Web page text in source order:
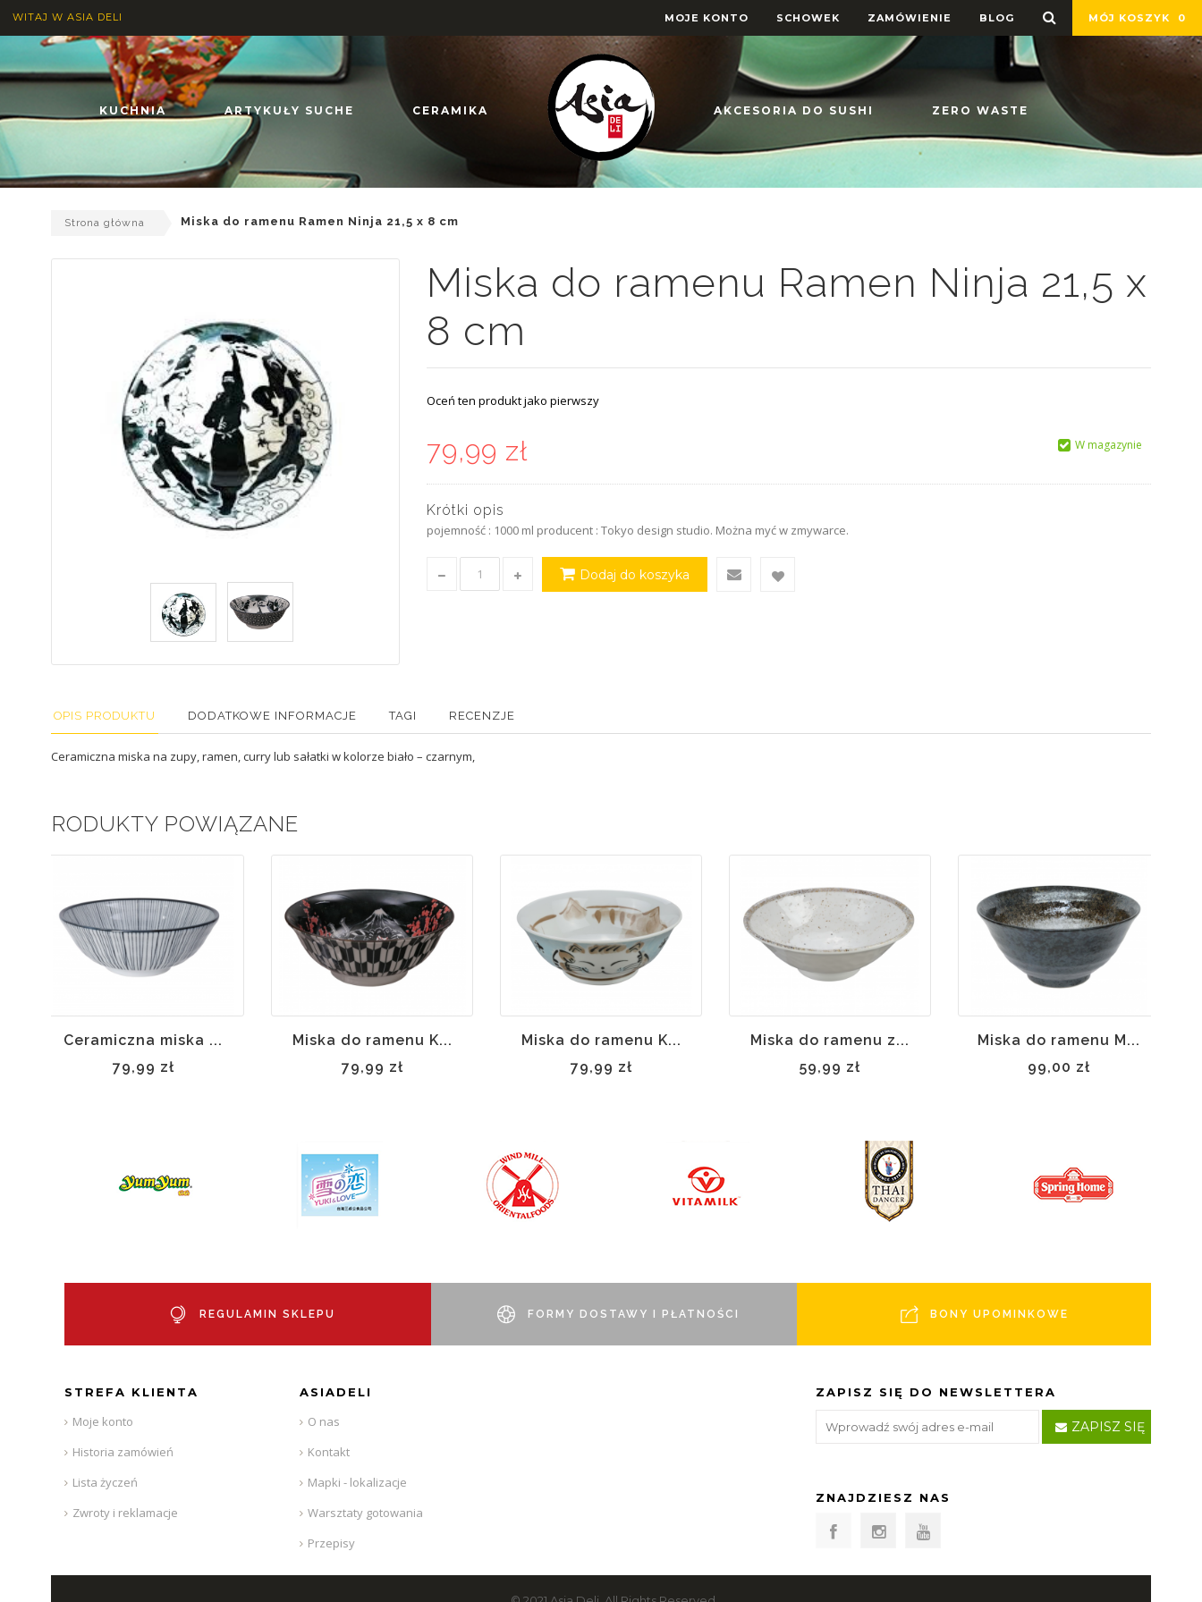
WITAJ W ASIA DELI MÓJ KOSZYK 0
MOJE KONTO SCHOWEK ZAMÓWIENIE BLOG
KUCHNIA ARTYKUŁY SUCHE CERAMIKA AKCESORIA DO SUSHI ZERO WASTE
Strona główna Miska do ramenu Ramen Ninja 21,5 x 8 cm
Miska do ramenu Ramen Ninja 21,5 x
8 cm
Oceń ten produkt jako pierwszy
79,99 zł W magazynie
Krótki opis
pojemność : 1000 ml producent : Tokyo design studio. Można myć w zmywarce.
Dodaj do koszyka
OPIS PRODUKTU DODATKOWE INFORMACJE TAGI RECENZJE
Ceramiczna miska na zupy, ramen, curry lub sałatki w kolorze biało – czarnym,
PRODUKTY POWIĄZANE
Ceramiczna miska ...
79,99 zł
Miska do ramenu K...
79,99 zł
Miska do ramenu K...
79,99 zł
Miska do ramenu z...
59,99 zł
magazynie
Miska do ramenu M...
99,00 zł
REGULAMIN SKLEPU FORMY DOSTAWY I PŁATNOŚCI BONY UPOMINKOWE
STREFA KLIENTA
Moje konto
Historia zamówień
Lista życzeń
Zwroty i reklamacje
ASIADELI
O nas
Kontakt
Mapki - lokalizacje
Warsztaty gotowania
Przepisy
ZAPISZ SIĘ DO NEWSLETTERA
ZAPISZ SIĘ
ZNAJDZIESZ NAS